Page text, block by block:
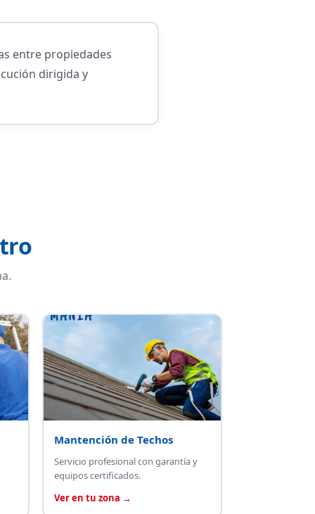
entre propiedades
dirigida y
Mantención de Techos
Servicio profesional con garantía y
equipos certificados.
Ver en tu zona →